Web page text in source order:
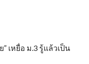
เหยื่อ ม.3 รู้แล้วเป็น